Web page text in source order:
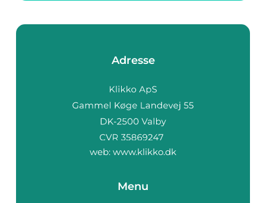
Adresse
web: www.klikko.dk
Menu